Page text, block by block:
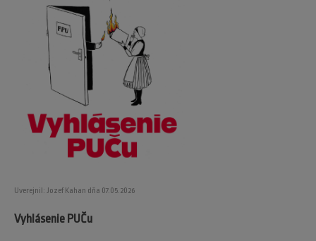
Uverejnil: Jozef Kahan dňa 07.05.2026
Vyhlásenie PUČu